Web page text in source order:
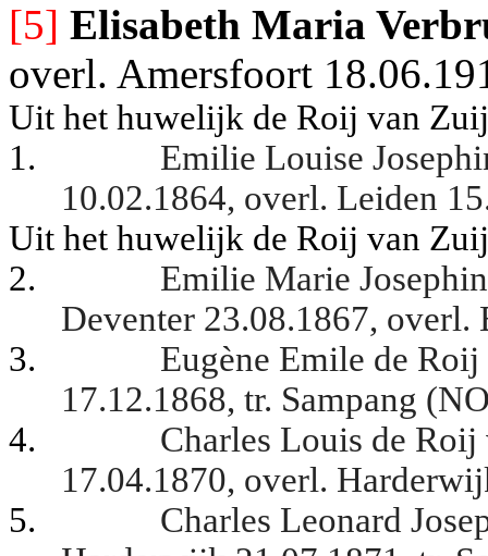
[5] Elisabeth Maria
overl. Amersfoort
Uit het huwelijk de Roij van
1.
Emilie Louise
10.02.1864, overl. Leiden
Uit het huwelijk de Roij van
2.
Emilie Marie
Deventer 23.08.1867, overl.
3.
Eugène Emile de
17.12.1868, tr. Sampang
4.
Charles Louis de
17.04.1870, overl.
5.
Charles Leonard